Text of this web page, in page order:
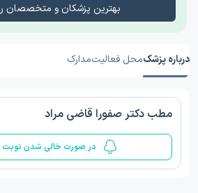
بهترین پزشکان و متخصصان
درباره پزشکمحل فعالیتمدارک
مطب دکتر صفورا قاضی مراد
در صورت خالی شدن نوبت